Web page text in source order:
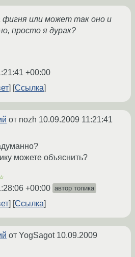
фигня или может так оно и
просто я дурак?
+00:00
Ссылка
от nozh 10.09.2009 11:21:41
можете объяснить?
+00:00 автор топика
Ссылка
от YogSagot 10.09.2009